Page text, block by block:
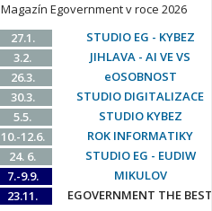
Magazín Egovernment v roce 2026
27.1.
STUDIO EG - KYBEZ
3.2.
JIHLAVA - AI VE VS
26.3.
eOSOBNOST
30.3.
STUDIO DIGITALIZACE
5.5.
STUDIO KYBEZ
10.-12.6.
ROK INFORMATIKY
24. 6.
STUDIO EG - EUDIW
7.-9.9.
MIKULOV
23.11.
EGOVERNMENT THE BEST